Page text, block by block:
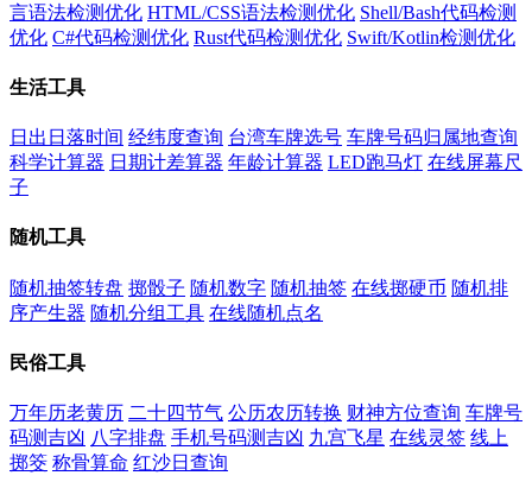
言语法检测优化 HTML/CSS语法检测优化 Shell/Bash代码检测
优化 C#代码检测优化 Rust代码检测优化 Swift/Kotlin检测优化
生活工具
日出日落时间 经纬度查询 台湾车牌选号 车牌号码归属地查询
科学计算器 日期计差算器 年龄计算器 LED跑马灯 在线屏幕尺
子
随机工具
随机抽签转盘 掷骰子 随机数字 随机抽签 在线掷硬币 随机排
序产生器 随机分组工具 在线随机点名
民俗工具
万年历老黄历 二十四节气 公历农历转换 财神方位查询 车牌号
码测吉凶 八字排盘 手机号码测吉凶 九宫飞星 在线灵签 线上
掷筊 称骨算命 红沙日查询